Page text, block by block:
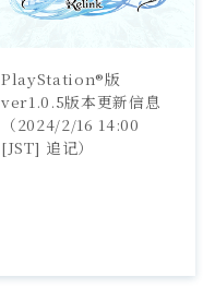
PlayStation®版
ver1.0.5版本更新信息
（2024/2/16 14:00
[JST] 追记）